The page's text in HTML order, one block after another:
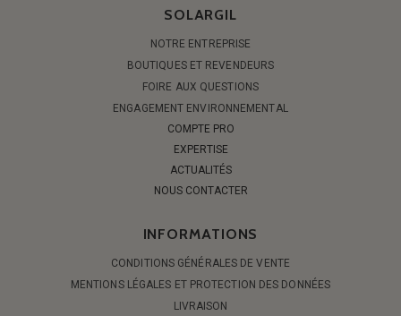
SOLARGIL
NOTRE ENTREPRISE
BOUTIQUES ET REVENDEURS
FOIRE AUX QUESTIONS
ENGAGEMENT ENVIRONNEMENTAL
COMPTE PRO
EXPERTISE
ACTUALITÉS
NOUS CONTACTER
INFORMATIONS
CONDITIONS GÉNÉRALES DE VENTE
MENTIONS LÉGALES ET PROTECTION DES DONNÉES
LIVRAISON